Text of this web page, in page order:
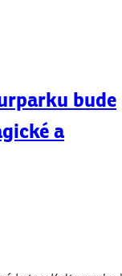
bude
a